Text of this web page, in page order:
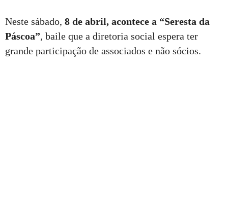
Neste sábado, 8 de abril, acontece a “Seresta da
Páscoa”, baile que a diretoria social espera ter
grande participação de associados e não sócios.